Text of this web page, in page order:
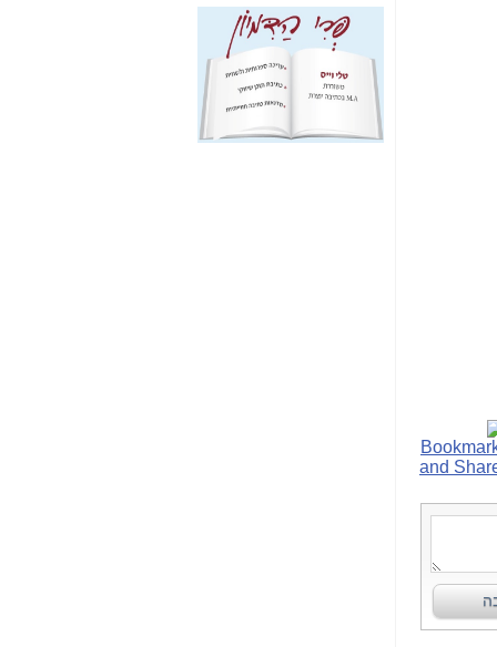
אחת הרגליים של "תיק
4000 התפור"
התמוטטה היום
בניצחון (כפול) של בזק
-
כאן
איך כתבות מפנקות